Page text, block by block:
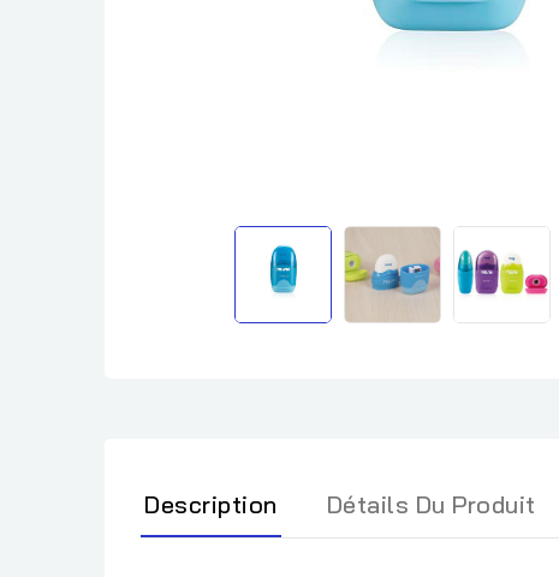
Description Détails Du Produit